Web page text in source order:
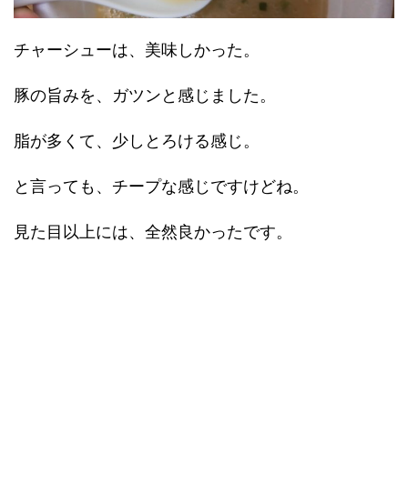
チャーシューは、美味しかった。
豚の旨みを、ガツンと感じました。
脂が多くて、少しとろける感じ。
と言っても、チープな感じですけどね。
見た目以上には、全然良かったです。